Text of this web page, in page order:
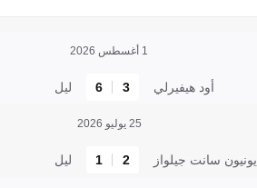
1 أغسطس 2026
أود هيفيرلي 3
6 ليل
25 يوليو 2026
يونيون سانت جيلواز 2
1 ليل